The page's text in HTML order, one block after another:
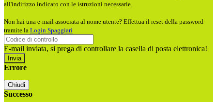
all'indirizzo indicato con le istruzioni necessarie.
Non hai una e-mail associata al nome utente? Effettua il reset della password
tramite la Login Spaggiari
E-mail inviata, si prega di controllare la casella di posta elettronica!
Errore
Chiudi
Successo